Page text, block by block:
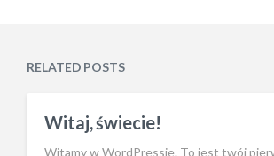
RELATED POSTS
Witaj, świecie!
Witamy w WordPressie. To jest twój